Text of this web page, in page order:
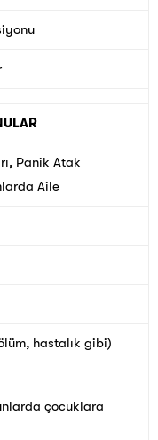
Panik Atak
Aile
hastalık gibi)
çocuklara